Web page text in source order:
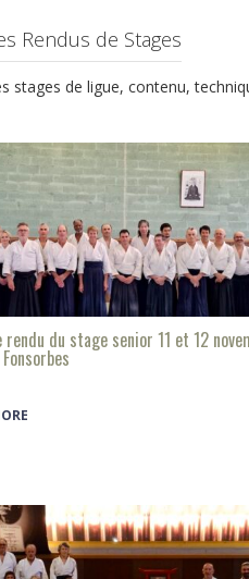
Rendus de Stages
stages de ligue, contenu,
rendu du stage senior 11 et 12